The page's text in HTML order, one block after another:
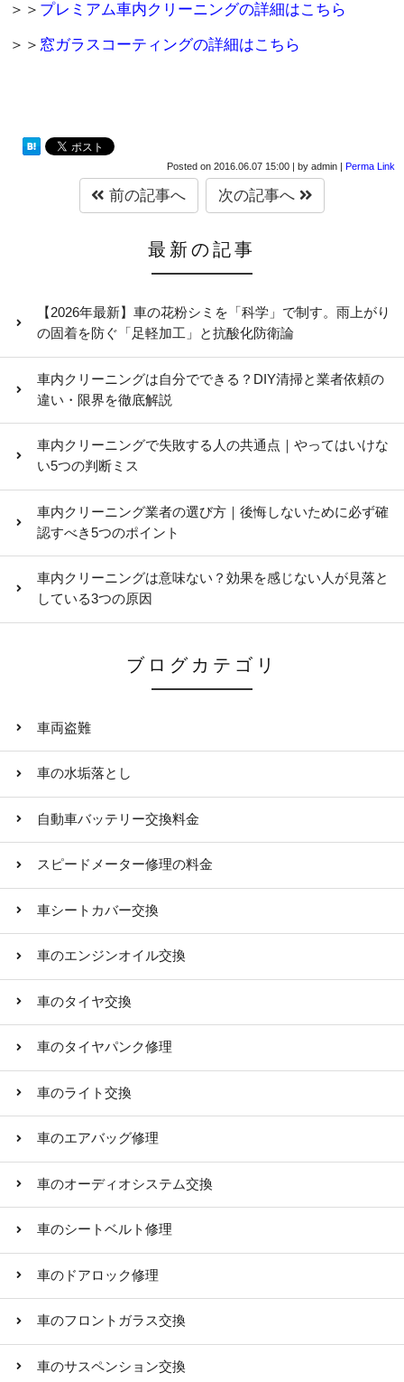
＞＞ プレミアム車内クリーニングの詳細はこちら
＞＞ 窓ガラスコーティングの詳細はこちら
Posted on 2016.06.07 15:00 by admin Perma Link
前の記事へ 次の記事へ
最新の記事
【2026年最新】車の花粉シミを「科学」で制す。雨上がり
の固着を防ぐ「足軽加工」と抗酸化防衛論
車内クリーニングは自分でできる？DIY清掃と業者依頼の
違い・限界を徹底解説
車内クリーニングで失敗する人の共通点｜やってはいけな
い5つの判断ミス
車内クリーニング業者の選び方｜後悔しないために必ず確
認すべき5つのポイント
車内クリーニングは意味ない？効果を感じない人が見落と
している3つの原因
ブログカテゴリ
車両盗難
車の水垢落とし
自動車バッテリー交換料金
スピードメーター修理の料金
車シートカバー交換
車のエンジンオイル交換
車のタイヤ交換
車のタイヤパンク修理
車のライト交換
車のエアバッグ修理
車のオーディオシステム交換
車のシートベルト修理
車のドアロック修理
車のフロントガラス交換
車のサスペンション交換